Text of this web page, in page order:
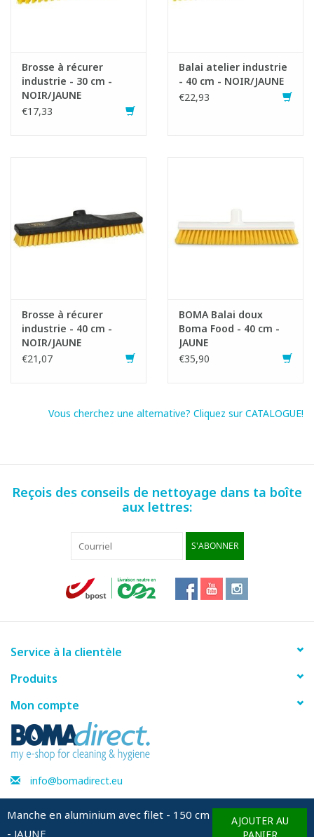
Manche en aluminium avec filet - 150 cm
- JAUNE
AJOUTER AU
PANIER
Brosse à récurer
industrie - 30 cm -
NOIR/JAUNE
€17,33
Balai atelier industrie
- 40 cm - NOIR/JAUNE
€22,93
Brosse à récurer
industrie - 40 cm -
NOIR/JAUNE
€21,07
BOMA Balai doux
Boma Food - 40 cm -
JAUNE
€35,90
Vous cherchez une alternative? Cliquez sur CATALOGUE!
Reçois des conseils de nettoyage dans ta boîte
aux lettres:
S'ABONNER
Service à la clientèle
Produits
Mon compte
info@bomadirect.eu
© Copyright 2026 BOMAdirect - Powered by